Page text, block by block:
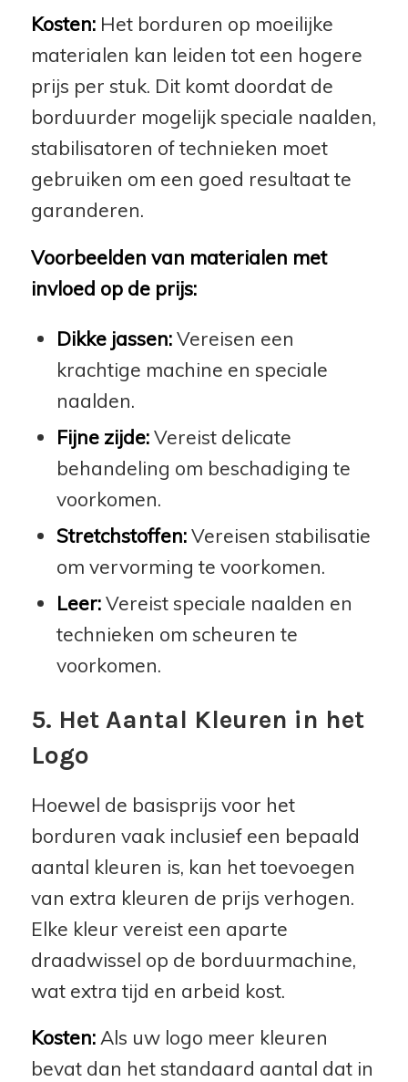
Kosten:Het borduren op moeilijke
materialen kan leiden tot een hogere
prijs per stuk. Dit komt doordat de
borduurder mogelijk speciale naalden,
stabilisatoren of technieken moet
gebruiken om een goed resultaat te
garanderen.
Voorbeelden van materialen met
invloed op de prijs:
Dikke jassen:Vereisen een
krachtige machine en speciale
naalden.
Fijne zijde:Vereist delicate
behandeling om beschadiging te
voorkomen.
Stretchstoffen:Vereisen stabilisatie
om vervorming te voorkomen.
Leer:Vereist speciale naalden en
technieken om scheuren te
voorkomen.
5. Het Aantal Kleuren in het
Logo
Hoewel de basisprijs voor het
borduren vaak inclusief een bepaald
aantal kleuren is, kan het toevoegen
van extra kleuren de prijs verhogen.
Elke kleur vereist een aparte
draadwissel op de borduurmachine,
wat extra tijd en arbeid kost.
Kosten:Als uw logo meer kleuren
bevat dan het standaard aantal dat in